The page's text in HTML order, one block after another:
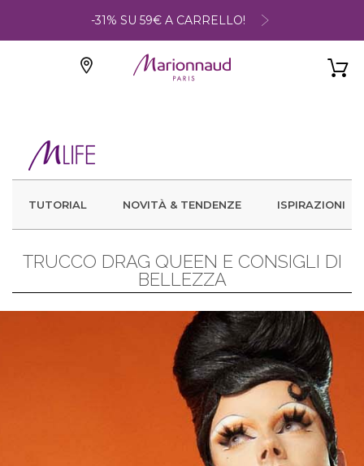
-31% SU 59€ A CARRELLO!
TUTORIAL NOVITÀ & TENDENZE ISPIRAZIONI
TRUCCO DRAG QUEEN E CONSIGLI DI
BELLEZZA